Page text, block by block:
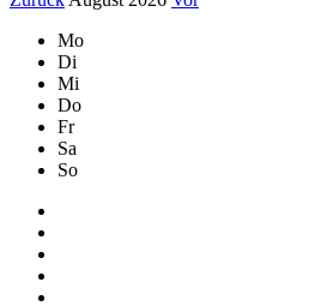
Mo
Di
Mi
Do
Fr
Sa
So